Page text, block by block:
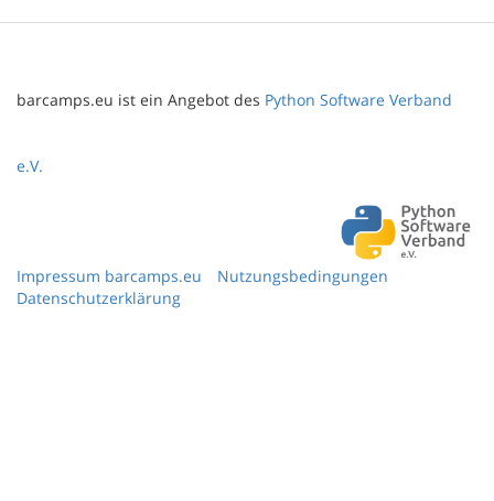
barcamps.eu ist ein Angebot des Python Software Verband
e.V.
Impressum barcamps.eu
Nutzungsbedingungen
Datenschutzerklärung